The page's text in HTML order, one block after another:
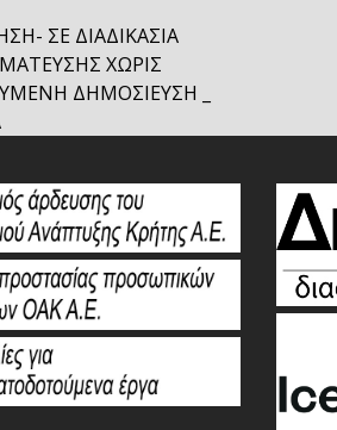
ΣΕ ΔΙΑΔΙΚΑΣΙΑ
ΧΩΡΙΣ
ΔΗΜΟΣΙΕΥΣΗ _